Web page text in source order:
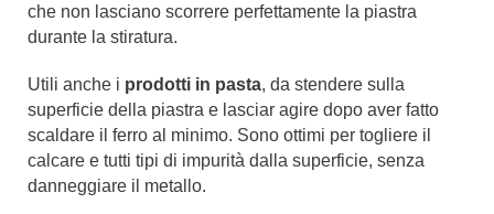
che non lasciano scorrere perfettamente la piastra
durante la stiratura.
Utili anche i prodotti in pasta, da stendere sulla
superficie della piastra e lasciar agire dopo aver fatto
scaldare il ferro al minimo. Sono ottimi per togliere il
calcare e tutti tipi di impurità dalla superficie, senza
danneggiare il metallo.